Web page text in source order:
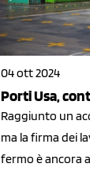
04 ott 2024
Porti Usa,
Raggiunto un
ma la firma dei
fermo è ancora